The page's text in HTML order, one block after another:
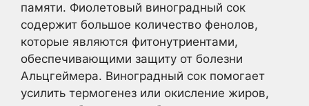
памяти. Фиолетовый виноградный сок
содержит большое количество фенолов,
которые являются фитонутриентами,
обеспечивающими защиту от болезни
Альцгеймера. Виноградный сок помогает
усилить термогенез или окисление жиров,